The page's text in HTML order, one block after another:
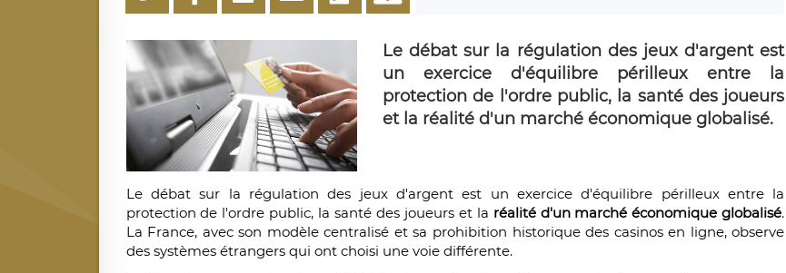
Le débat sur la régulation des jeux d'argent est
un exercice d'équilibre périlleux entre la
protection de l'ordre public, la santé des joueurs
et la réalité d'un marché économique globalisé.
Le débat sur la régulation des jeux d'argent est un exercice d'équilibre périlleux entre la
protection de l'ordre public, la santé des joueurs et la réalité d'un marché économique globalisé.
La France, avec son modèle centralisé et sa prohibition historique des casinos en ligne, observe
des systèmes étrangers qui ont choisi une voie différente.